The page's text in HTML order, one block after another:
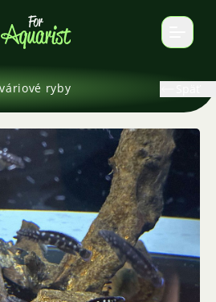
ryby